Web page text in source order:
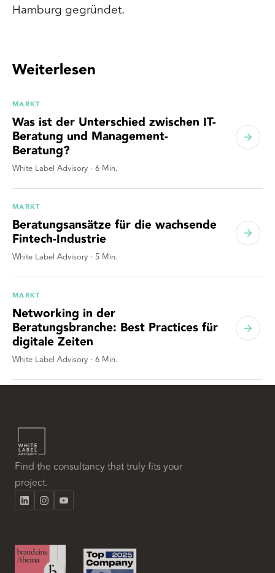
Hamburg gegründet.
Weiterlesen
MARKT
Was ist der Unterschied zwischen IT-
Beratung und Management-
Beratung?
White Label Advisory · 6 Min.
MARKT
Beratungsansätze für die wachsende
Fintech-Industrie
White Label Advisory · 5 Min.
MARKT
Networking in der
Beratungsbranche: Best Practices für
digitale Zeiten
White Label Advisory · 6 Min.
Find the consultancy that truly fits your
project.